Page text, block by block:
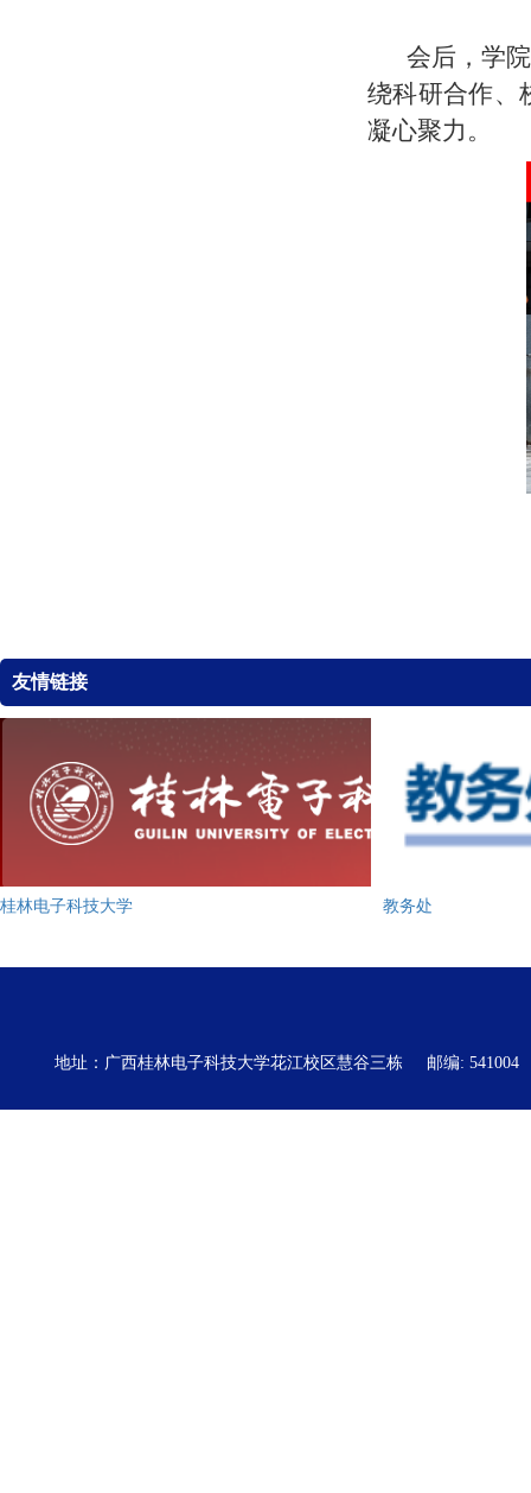
会后，学
绕科研合作、
凝心聚力。
友情链接
桂林电子科技大学 教务处
地址：广西桂林电子科技大学花江校区慧谷三栋 邮编: 541004